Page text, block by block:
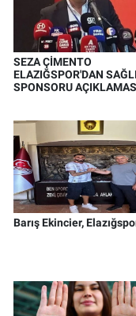
SEZA ÇİMENTO
ELAZIĞSPOR'DAN
SPONSORU
Barış Ekincier,